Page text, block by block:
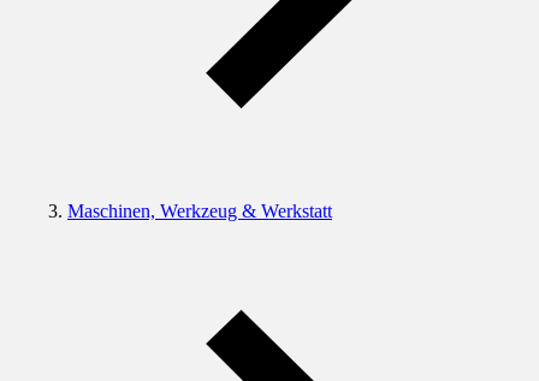
Maschinen, Werkzeug & Werkstatt